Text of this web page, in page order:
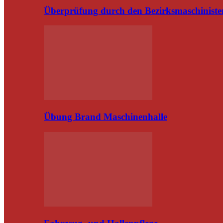
Überprüfung durch den
Übung Brand Maschinenhalle